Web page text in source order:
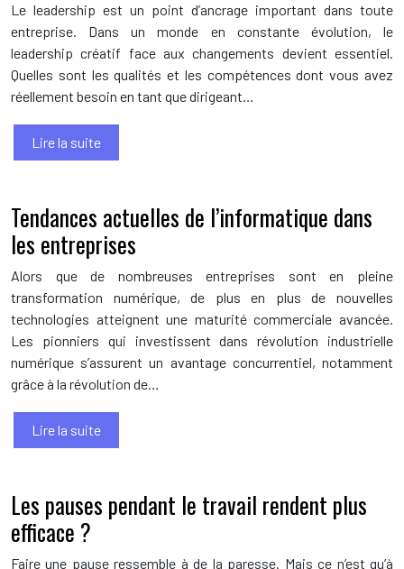
Le leadership est un point d’ancrage important dans toute
entreprise. Dans un monde en constante évolution, le
leadership créatif face aux changements devient essentiel.
Quelles sont les qualités et les compétences dont vous avez
réellement besoin en tant que dirigeant…
Lire la suite
Tendances actuelles de l’informatique dans
les entreprises
Alors que de nombreuses entreprises sont en pleine
transformation numérique, de plus en plus de nouvelles
technologies atteignent une maturité commerciale avancée.
Les pionniers qui investissent dans révolution industrielle
numérique s’assurent un avantage concurrentiel, notamment
grâce à la révolution de…
Lire la suite
Les pauses pendant le travail rendent plus
efficace ?
Faire une pause ressemble à de la paresse. Mais ce n’est qu’à